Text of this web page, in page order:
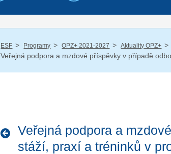
ESF / Programy / OPZ+ 2021-2027 / Aktuality OPZ+ /
Veřejná podpora a mzdové příspěvky v případě
Veřejná podpora a
stáží, praxí a tréninků v